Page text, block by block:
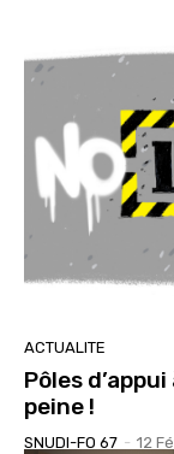
ACTUALITE
Pôles
peine !
SNUDI-FO 67 - 12